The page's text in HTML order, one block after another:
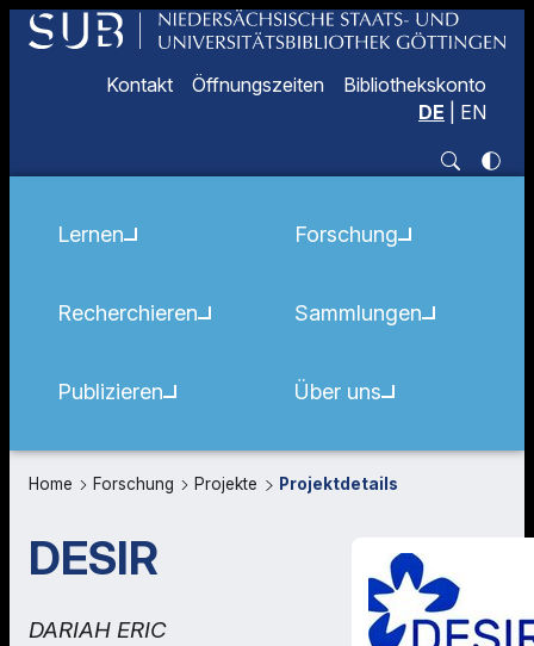
Kontakt Öffnungszeiten
Bibliothekskonto
DE
EN
Lernen
Recherchieren
Publizieren
Forschung
Sammlungen
Über uns
Home Forschung Projekte Projektdetails
DESIR
DARIAH ERIC